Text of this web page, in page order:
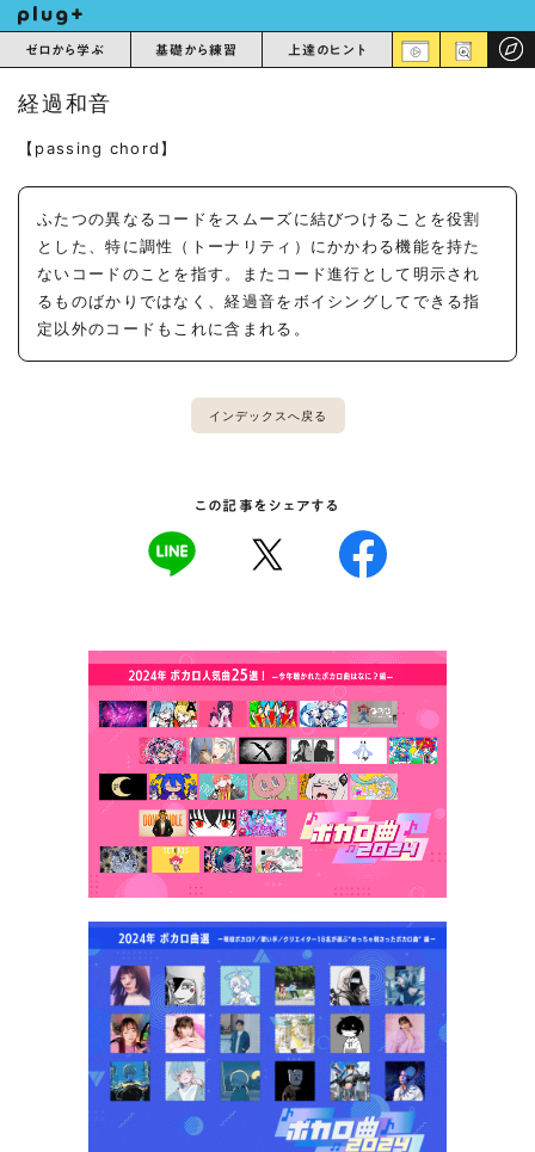
ゼロから学ぶ 基礎から練習 上達のヒント
経過和音
【passing chord】
ふたつの異なるコードをスムーズに結びつけることを役割
とした、特に調性（トーナリティ）にかかわる機能を持た
ないコードのことを指す。またコード進行として明示され
るものばかりではなく、経過音をボイシングしてできる指
定以外のコードもこれに含まれる。
インデックスへ戻る
この記事をシェアする